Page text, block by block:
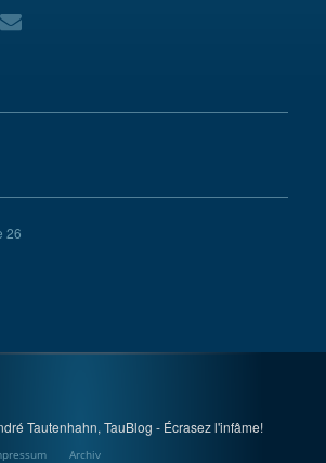
26
Tautenhahn, TauBlog - Écrasez l'infâme!
Archiv